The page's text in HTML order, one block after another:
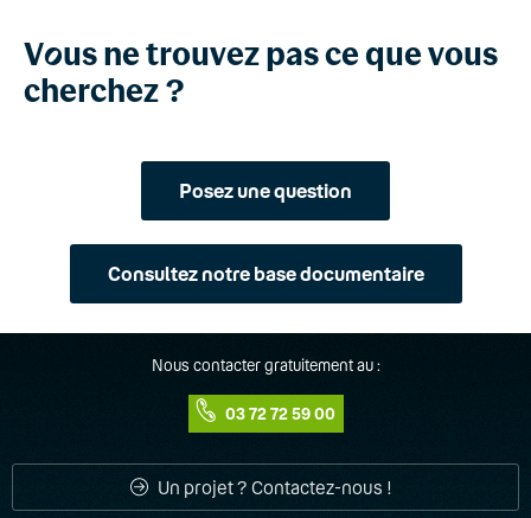
Vous ne trouvez pas ce que vous
cherchez ?
Posez une question
Consultez notre base documentaire
Nous contacter gratuitement au :
03 72 72 59 00
Un projet ? Contactez-nous !